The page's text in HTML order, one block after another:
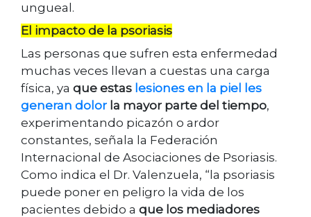
ungueal.
El impacto de la psoriasis
Las personas que sufren esta enfermedad
muchas veces llevan a cuestas una carga
física, ya que estas lesiones en la piel les
generan dolor la mayor parte del tiempo,
experimentando picazón o ardor
constantes, señala la Federación
Internacional de Asociaciones de Psoriasis.
Como indica el Dr. Valenzuela, “la psoriasis
puede poner en peligro la vida de los
pacientes debido a que los mediadores